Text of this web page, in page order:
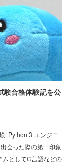
験合格体験記を公
: Python 3 エンジニ
会った際の第一印象
ムとしてC言語などの